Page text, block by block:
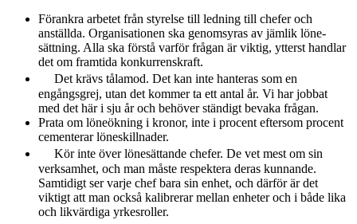
Förankra arbetet från styrelse till ledning till chefer och
anställda. Organisationen ska genomsyras av jämlik löne­
sättning. Alla ska förstå varför frågan är viktig, ytterst handlar
det om framtida konkurrenskraft.
Det krävs tålamod. Det kan inte hanteras som en
engångsgrej, utan det kommer ta ett antal år. Vi har jobbat
med det här i sju år och behöver ständigt bevaka frågan.
Prata om löneökning i kronor, inte i procent eftersom procent
cementerar löneskillnader.
Kör inte över lönesättande chefer. De vet mest om sin
verksamhet, och man måste respektera deras kunnande.
Samtidigt ser varje chef bara sin enhet, och därför är det
viktigt att man också kalibrerar mellan enheter och i både lika
och likvärdiga yrkesroller.